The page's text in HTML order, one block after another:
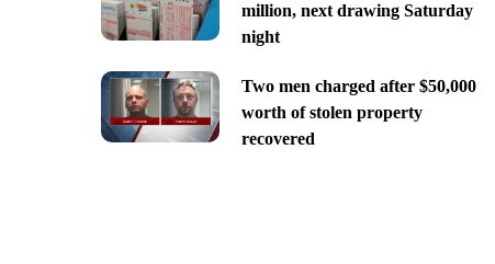
million, next drawing Saturday
night
Two men charged after $50,000
worth of stolen property
recovered